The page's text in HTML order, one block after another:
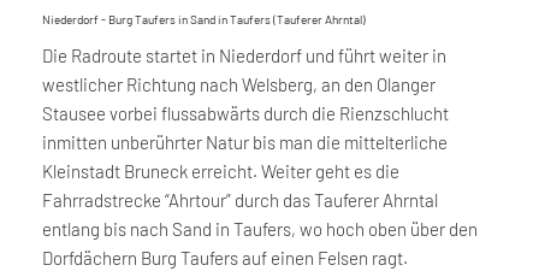
Niederdorf - Burg Taufers in Sand in Taufers (Tauferer Ahrntal)
Die Radroute startet in Niederdorf und führt weiter in
westlicher Richtung nach Welsberg, an den Olanger
Stausee vorbei flussabwärts durch die Rienzschlucht
inmitten unberührter Natur bis man die mittelterliche
Kleinstadt Bruneck erreicht. Weiter geht es die
Fahrradstrecke “Ahrtour” durch das Tauferer Ahrntal
entlang bis nach Sand in Taufers, wo hoch oben über den
Dorfdächern Burg Taufers auf einen Felsen ragt.